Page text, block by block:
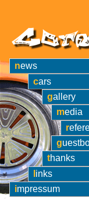
news
cars
gallery
media
thanks
links
impressum